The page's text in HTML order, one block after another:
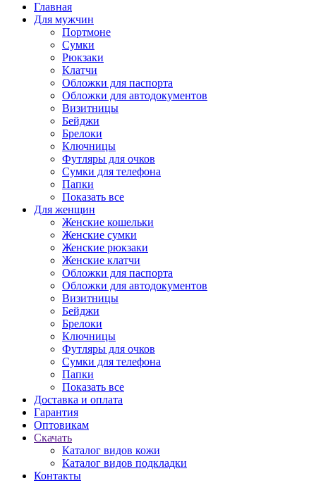
Главная
Для мужчин
Портмоне
Сумки
Рюкзаки
Клатчи
Обложки для паспорта
Обложки для автодокументов
Визитницы
Бейджи
Брелоки
Ключницы
Футляры для очков
Сумки для телефона
Папки
Показать все
Для женщин
Женские кошельки
Женские сумки
Женские рюкзаки
Женские клатчи
Обложки для паспорта
Обложки для автодокументов
Визитницы
Бейджи
Брелоки
Ключницы
Футляры для очков
Сумки для телефона
Папки
Показать все
Доставка и оплата
Гарантия
Оптовикам
Скачать
Каталог видов кожи
Каталог видов подкладки
Контакты